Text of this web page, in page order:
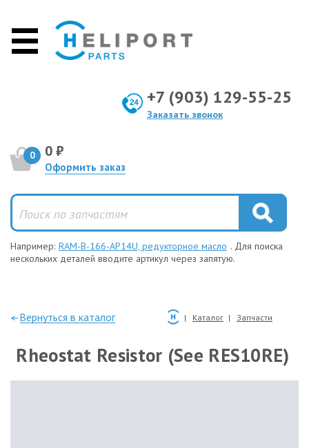
+7 (903) 129-55-25
Заказать звонок
0 0 ₽
Оформить заказ
Например: RAM-B-166-AP14U, редукторное масло . Для поиска
нескольких деталей вводите артикул через запятую.
—Вернуться в каталог Каталог Запчасти
Rheostat Resistor (See RES10RE)